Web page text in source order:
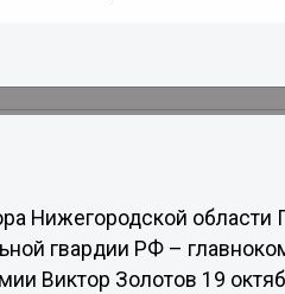
Нижегородской области
гвардии РФ –
Виктор Золотов 19